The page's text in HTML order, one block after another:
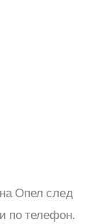
Опел след
по телефон.